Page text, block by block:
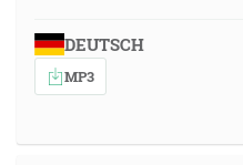
DEUTSCH
MP3